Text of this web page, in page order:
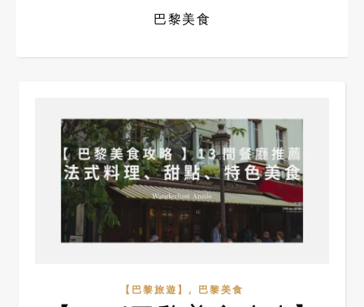
巴黎美食
【巴黎旅遊】 , 巴黎美食